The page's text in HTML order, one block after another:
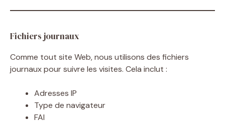
Fichiers journaux
Comme tout site Web, nous utilisons des fichiers
journaux pour suivre les visites. Cela inclut :
Adresses IP
Type de navigateur
FAI